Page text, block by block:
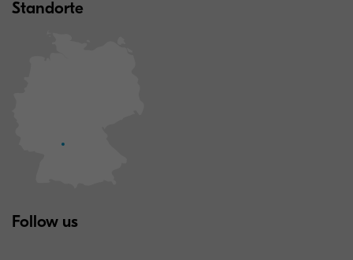
Standorte
Follow us